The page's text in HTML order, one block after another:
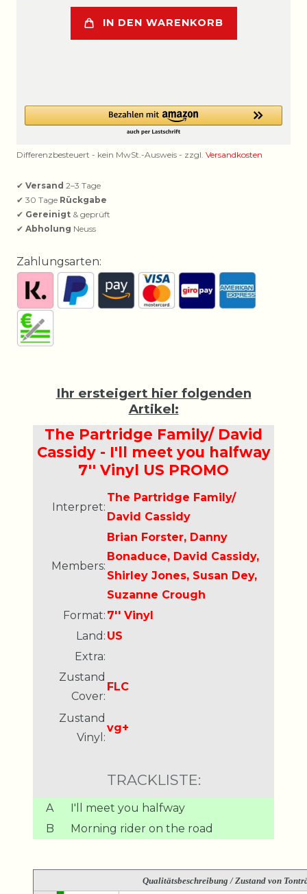
IN DEN WARENKORB
Differenzbesteuert - kein MwSt.-Ausweis - zzgl. Versandkosten
✔ Versand 2–3 Tage
✔ 30 Tage Rückgabe
✔ Gereinigt & geprüft
✔ Abholung Neuss
Zahlungsarten:
Ihr ersteigert hier folgenden
Artikel:
The Partridge Family/ David
Cassidy - I'll meet you halfway
7'' Vinyl US PROMO
Interpret:
The Partridge Family/
David Cassidy
Members:
Brian Forster, Danny
Bonaduce, David Cassidy,
Shirley Jones, Susan Dey,
Suzanne Crough
Format: 7'' Vinyl
Land: US
Extra:
Zustand
Cover:
FLC
Zustand
Vinyl:
vg+
TRACKLISTE:
A
I'll meet you halfway
B
Morning rider on the road
Qualitätsbeschreibung / Zustand von